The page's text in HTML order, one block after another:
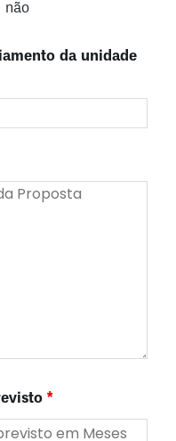
não
da unidade
*